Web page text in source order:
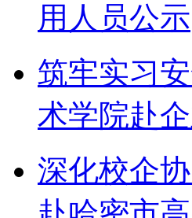
用人员公示
筑牢实习
术学院赴
深化校企